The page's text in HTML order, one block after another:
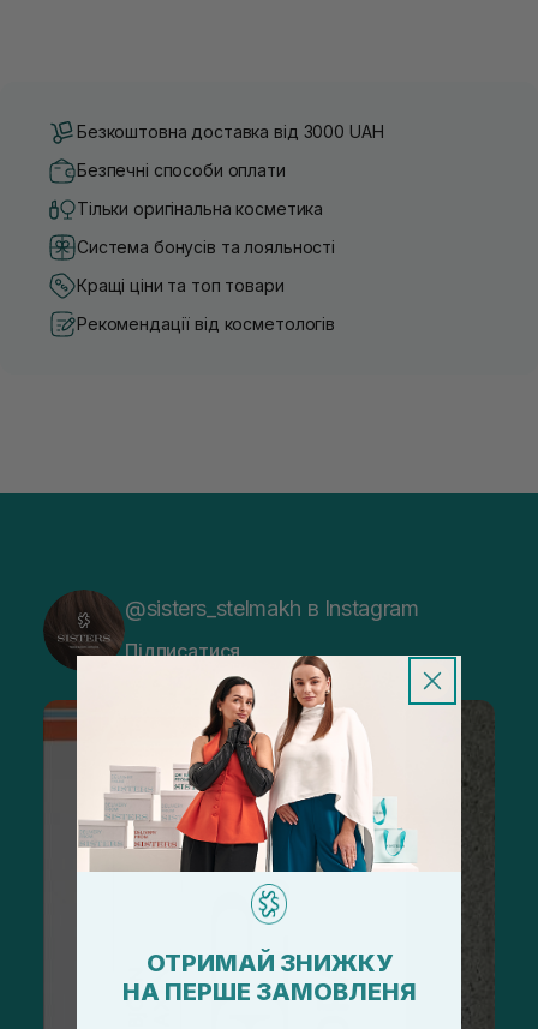
Безкоштовна доставка від 3000 UAH
Безпечні способи оплати
Тільки оригінальна косметика
Система бонусів та лояльності
Кращі ціни та топ товари
Рекомендації від косметологів
@sisters_stelmakh в Instagram
Підписатися
ОТРИМАЙ ЗНИЖКУ
НА ПЕРШЕ ЗАМОВЛЕНЯ